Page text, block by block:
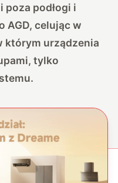
podłogi i
AGD, celując w
którym urządzenia
tylko